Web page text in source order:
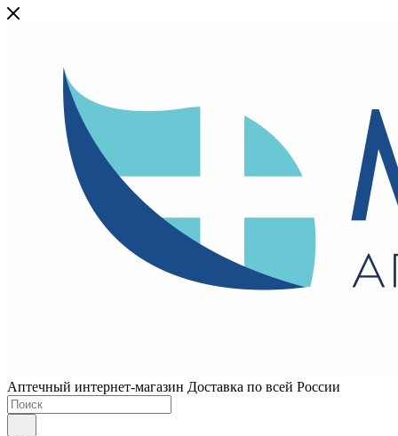
Аптечный интернет-магазин Доставка по всей России